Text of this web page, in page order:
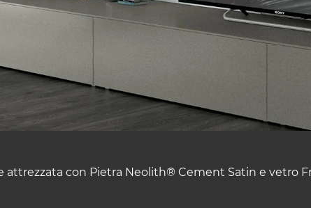
attrezzata con Pietra Neolith® Cement Satin e vetro